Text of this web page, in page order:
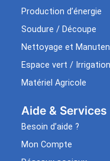
Production d’énergie
Soudure / Découpe
Nettoyage et
Espace vert / Irrigation
Matériel Agricole
Aide & Services​
Besoin d’aide ?
Mon Compte